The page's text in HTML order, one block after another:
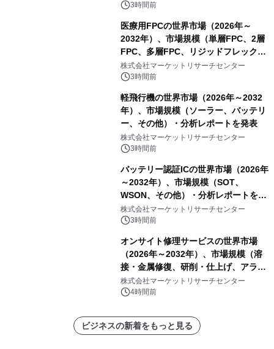
表3時間前
医療用FPCの世界市場（2026年～
2032年）、市場規模（単層FPC、2層
FPC、多層FPC、リジッドフレックス
PCB）・分析レポートを発表
株式会社マーケットリサーチセンター
3時間前
軽飛行機の世界市場（2026年～2032
年）、市場規模（ソーラー、バッテリ
ー、その他）・分析レポートを発表
株式会社マーケットリサーチセンター
3時間前
バッテリー認証ICの世界市場（2026年
～2032年）、市場規模（SOT、
WSON、その他）・分析レポートを発
表
株式会社マーケットリサーチセンター
3時間前
オンサイト修理サービスの世界市場
（2026年～2032年）、市場規模（溶
接・金属修復、研削・仕上げ、アライ
メント、その他）・分析レポートを発
表
株式会社マーケットリサーチセンター
4時間前
ビジネスの新着をもっと見る